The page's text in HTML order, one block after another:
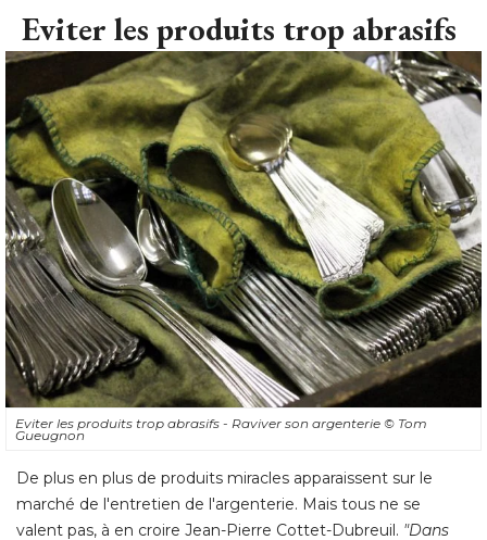
Eviter les produits trop abrasifs
Eviter les produits trop abrasifs - Raviver son argenterie © Tom
Gueugnon
De plus en plus de produits miracles apparaissent sur le
marché de l'entretien de l'argenterie. Mais tous ne se
valent pas, à en croire Jean-Pierre Cottet-Dubreuil. "Dans